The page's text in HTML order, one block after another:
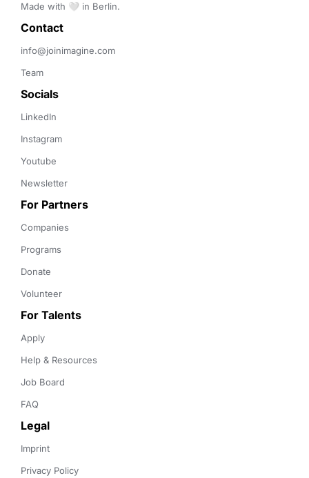
Made with 🤍 in Berlin.
Contact
info@joinimagine.com
Team
Socials
LinkedIn
Instagram
Youtube
Newsletter
For Partners
Companies
Programs
Donate
Volunteer
For Talents
Apply
Help & Resources
Job Board
FAQ
Legal
Imprint
Privacy Policy